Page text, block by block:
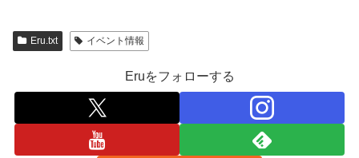
Eru.txt イベント情報
Eruをフォローする